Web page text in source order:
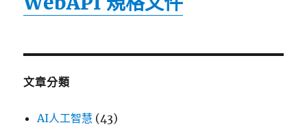
文章分類
AI人工智慧 (43)